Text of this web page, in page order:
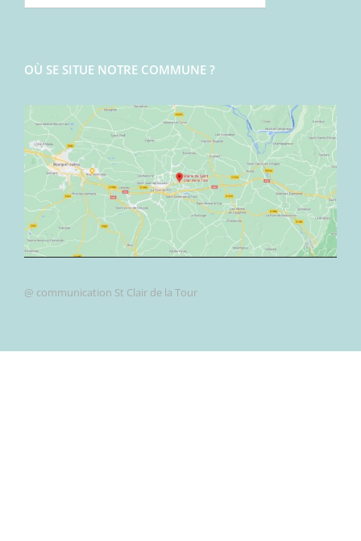
OÙ SE SITUE NOTRE COMMUNE ?
@ communication St Clair de la Tour